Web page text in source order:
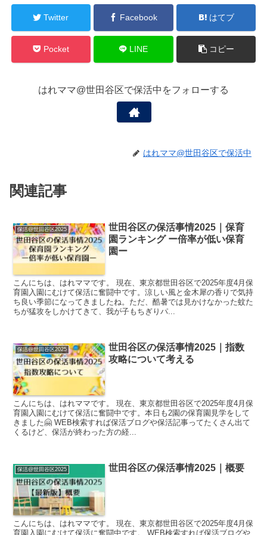
Twitter Facebook はてブ
Pocket LINE コピー
はれママ@世田谷区で保活中をフォローする
はれママ@世田谷区で保活中
関連記事
保活@世田谷区2025
世田谷区の保活事情2025｜保育
園ランキング ー倍率が低い保育
園ー
こんにちは、はれママです。 現在、東京都世田谷区で2025年度4月保
育園入園にむけて保活に奮闘中です。涼しい風と金木犀の香りで気持
ち良い季節になってきましたね。ただ、酷暑では見かけなかった蚊た
ちが猛攻をしかけてきて、我が子もちぎりパ...
保活@世田谷区2025
世田谷区の保活事情2025｜指数
攻略について考える
こんにちは、はれママです。 現在、東京都世田谷区で2025年度4月保
育園入園にむけて保活に奮闘中です。本日も2園の保育園見学をして
きました🤗 WEB検索すれば保活ブログや保活記事ってたくさん出て
くるけど、保活が終わった方の経...
保活@世田谷区2025 世田谷区の保活事情2025｜概要
こんにちは、はれママです。 現在、東京都世田谷区で2025年度4月保
育園入園にむけて保活に奮闘中です。 WEB検索すれば保活ブログや